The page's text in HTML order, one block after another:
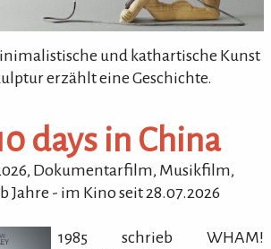
und kathartische Kunst
erzählt eine Geschichte.
days in China
, Dokumentarfilm, Musikfilm,
Jahre - im Kino seit 28.07.2026
1985 schrieb WHAM!